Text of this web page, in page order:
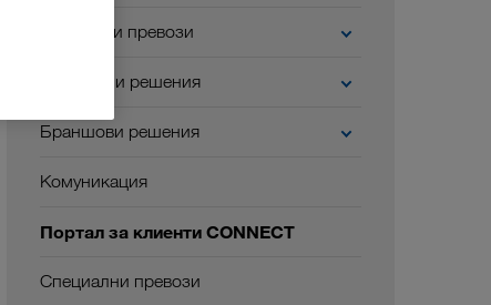
Устойчиви превози
Дигитални решения
Браншови решения
Комуникация
Портал за клиенти CONNECT
Специални превози